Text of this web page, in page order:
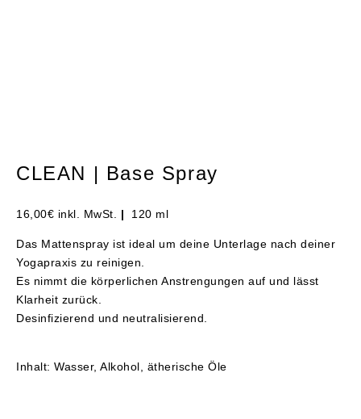
CLEAN | Base Spray
16,00€ inkl. MwSt. | 120 ml
Das Mattenspray ist ideal um deine Unterlage nach deiner
Yogapraxis zu reinigen.
Es nimmt die körperlichen Anstrengungen auf und lässt
Klarheit zurück.
Desinfizierend und neutralisierend.
Inhalt: Wasser, Alkohol, ätherische Öle